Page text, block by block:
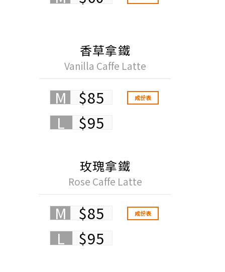
香草拿鐵
Vanilla Caffe Latte
M $85
$95
L
成份表
玫瑰拿鐵
Rose Caffe Latte
M $85
$95
L
成份表